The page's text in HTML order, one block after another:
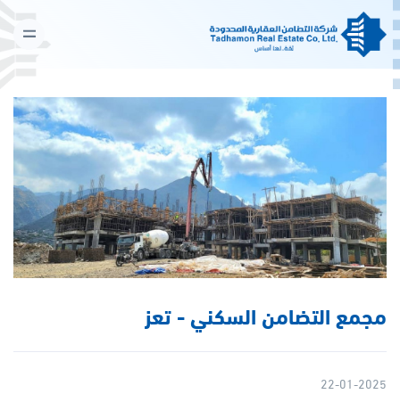
مجمع التضامن السكني - تعز
22-01-2025